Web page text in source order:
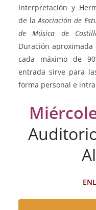
Interpretación y
de laAsociación de
de Música de
Duración aproximada
cada máximo de
entrada sirve para
forma personal e